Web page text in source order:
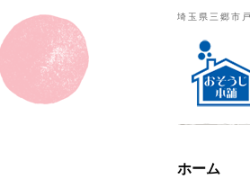
埼玉県三郷市
ホーム